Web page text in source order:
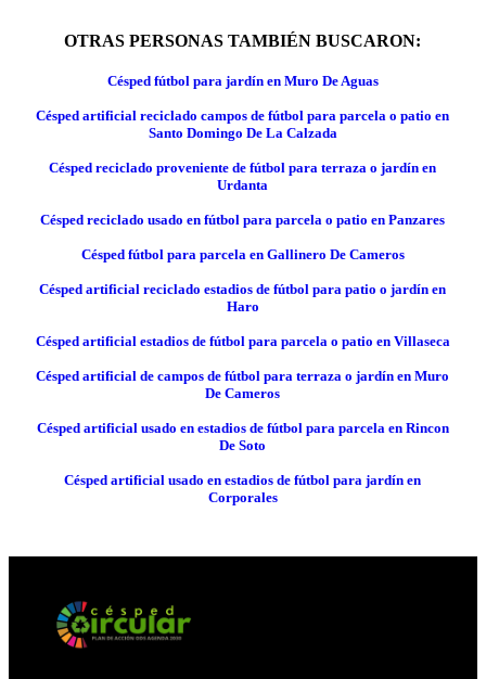
OTRAS PERSONAS TAMBIÉN BUSCARON:
Césped fútbol para jardín en Muro De Aguas
Césped artificial reciclado campos de fútbol para parcela o patio en
Santo Domingo De La Calzada
Césped reciclado proveniente de fútbol para terraza o jardín en
Urdanta
Césped reciclado usado en fútbol para parcela o patio en Panzares
Césped fútbol para parcela en Gallinero De Cameros
Césped artificial reciclado estadios de fútbol para patio o jardín en
Haro
Césped artificial estadios de fútbol para parcela o patio en Villaseca
Césped artificial de campos de fútbol para terraza o jardín en Muro
De Cameros
Césped artificial usado en estadios de fútbol para parcela en Rincon
De Soto
Césped artificial usado en estadios de fútbol para jardín en
Corporales